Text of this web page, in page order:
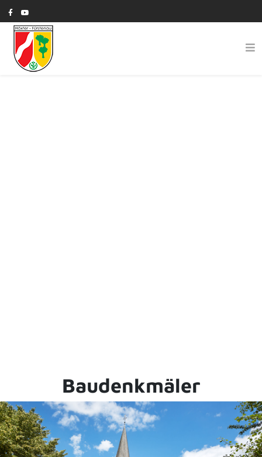
Baudenkmäler